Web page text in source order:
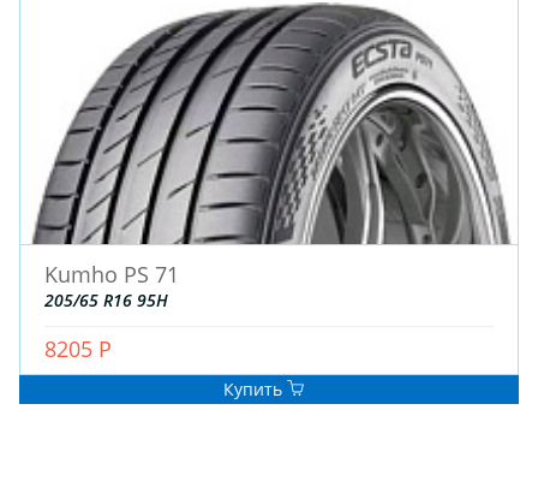
Kumho PS 71
205/65 R16 95H
8205 Р
Купить